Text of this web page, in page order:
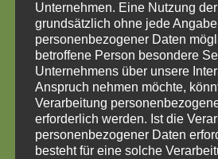
Unternehmen. Eine Nutzung
grundsätzlich ohne jede Angabe
personenbezogener Daten
betroffene Person besondere
Unternehmens über unsere
Anspruch nehmen möchte,
Verarbeitung
erforderlich werden. Ist die
personenbezogener Daten
besteht für eine solche